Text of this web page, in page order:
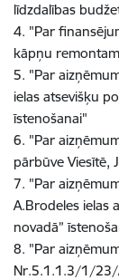
līdzdalības
4. "Par
kāpņu
5. "Par
ielas atsevišķu
īstenošanai"
6. "Par
pārbūve Viesītē,
7. "Par
A.Brodeles ielas
novadā”
8. "Par
Nr.5.1.1.3/1/23/